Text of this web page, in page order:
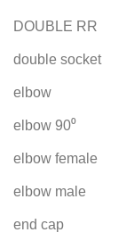
DOUBLE RR
double socket
elbow
elbow 90⁰
elbow female
elbow male
end cap